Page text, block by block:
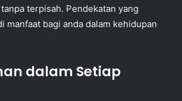
terpisah. Pendekatan yang
manfaat bagi anda dalam kehidupan
dalam Setiap